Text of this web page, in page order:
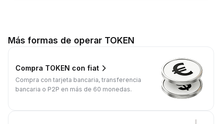
Más formas de operar TOKEN
Compra TOKEN con fiat
Compra con tarjeta bancaria, transferencia
bancaria o P2P en más de 60 monedas.